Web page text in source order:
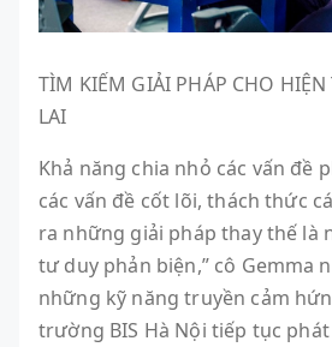
TÌM KIẾM GIẢI PHÁP CHO HIỆN
LAI
Khả năng chia nhỏ các vấn đề
các vấn đề cốt lõi, thách thức
ra những giải pháp thay thế là
tư duy phản biện,” cô Gemma
những kỹ năng truyền cảm
trường BIS Hà Nội tiếp tục